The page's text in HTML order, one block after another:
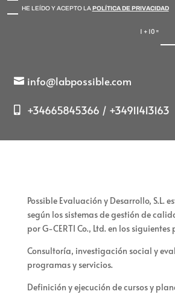
HE LEÍDO Y ACEPTO LAPOLÍTICA DE PRIVACIDAD
1 + 10=
info@labpossible.com
+34665845366 / +34911413163
Possible Evaluación y Desarrollo, S.L.
según los sistemas de gestión de
por G-CERTI Co., Ltd. en los siguientes
Consultoría, investigación social y
programas y servicios.
Definición y ejecución de cursos y